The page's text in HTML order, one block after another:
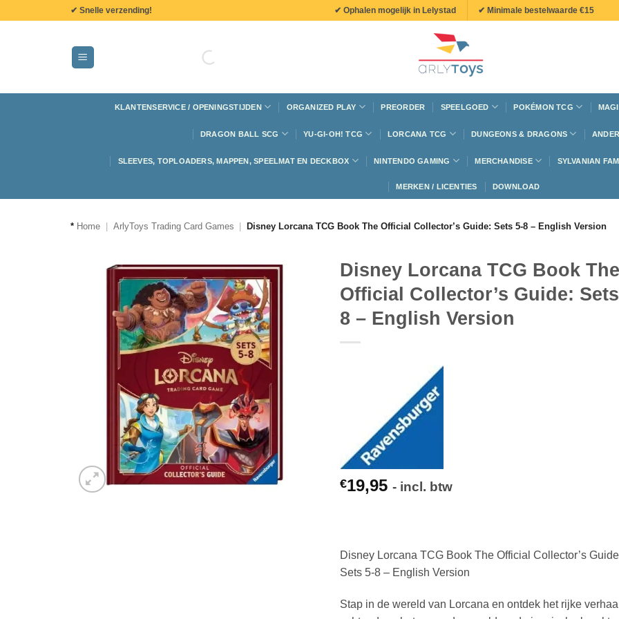
✔ Snelle verzending! ✔ Ophalen mogelijk in Lelystad ✔ Minimale bestelwaarde €15
KLANTENSERVICE / OPENINGSTIJDEN ORGANIZED PLAY PREORDER SPEELGOED POKÉMON TCG
DRAGON BALL SCG YU-GI-OH! TCG LORCANA TCG DUNGEONS & DRAGONS
SLEEVES, TOPLOADERS, MAPPEN, SPEELMAT EN DECKBOX NINTENDO GAMING MERCHANDISE SYLVANIAN
MERKEN / LICENTIES DOWNLOAD
* Home ArlyToys Trading Card Games Disney Lorcana TCG Book The Official Collector’s Guide: Sets 5-8 – English Version
Disney Lorcana TCG Book The
Official Collector’s Guide:
8 – English Version
€19,95 - incl. btw
Disney Lorcana TCG Book The Official Collector’s
Sets 5-8 – English Version
Stap in de wereld van Lorcana en ontdek het rijke